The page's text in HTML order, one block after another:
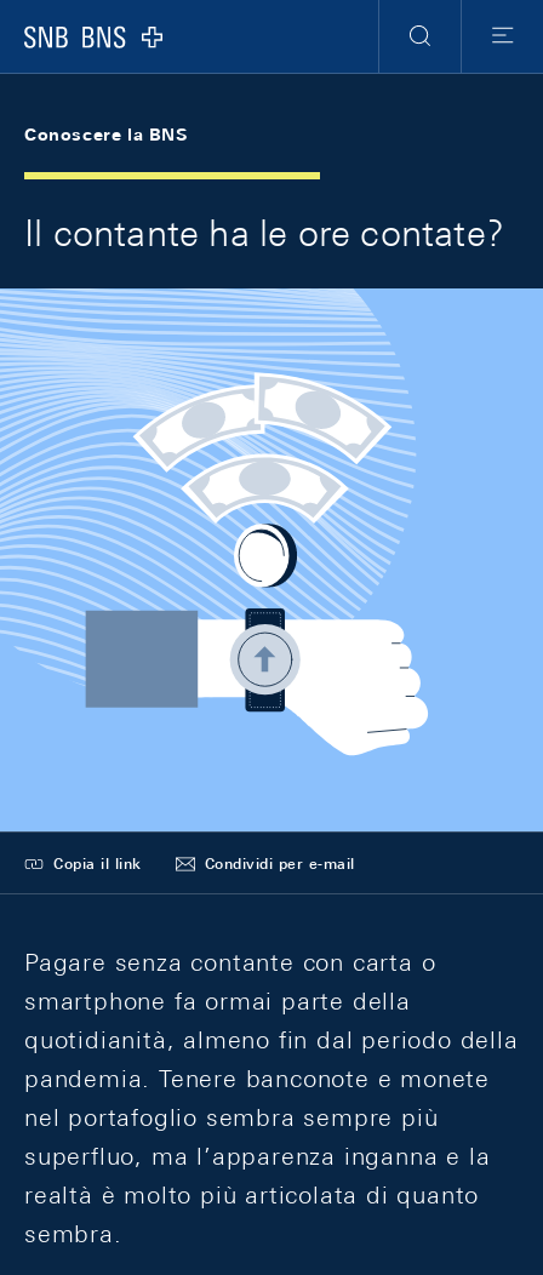
Logo
Ricerca
Menu
Conoscere la BNS
Il contante ha le ore contate?
Copia il link Condividi per e-mail
Pagare senza contante con carta o
smartphone fa ormai parte della
quotidianità, almeno fin dal periodo della
pandemia. Tenere banconote e monete
nel portafoglio sembra sempre più
superfluo, ma l’apparenza inganna e la
realtà è molto più articolata di quanto
sembra.